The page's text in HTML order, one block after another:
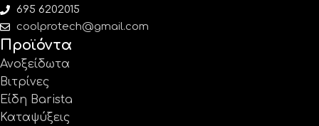
695 6202015
coolprotech@gmail.com
Προϊόντα
Ανοξείδωτα
Βιτρίνες
Είδη Barista
Καταψύξεις